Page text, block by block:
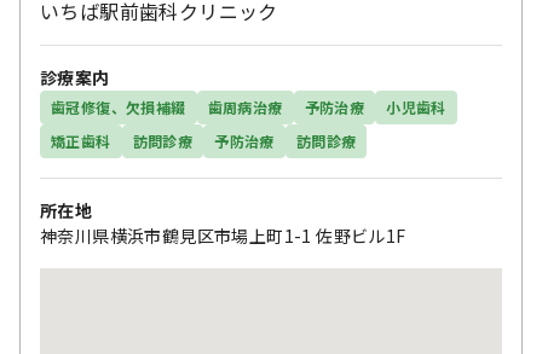
いちば駅前歯科クリニック
診療案内
歯冠修復、欠損補綴 歯周病治療 予防治療
小児歯科
矯正歯科
訪問診療 予防治療 訪問診療
所在地
神奈川県横浜市鶴見区市場上町1-1 佐野ビル1F